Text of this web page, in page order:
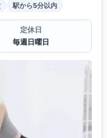
駅から5分以内
定休日
毎週日曜日